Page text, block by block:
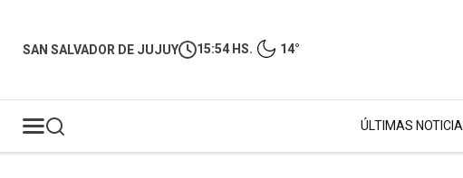
SAN SALVADOR DE JUJUY 15:54 HS. 14°
ÚLTIMAS